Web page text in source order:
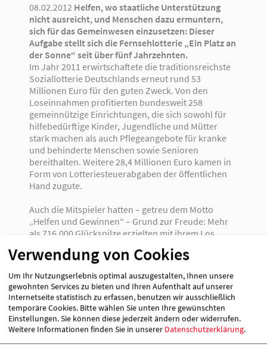
08.02.2012 Helfen, wo staatliche Unterstützung
nicht ausreicht, und Menschen dazu ermuntern,
sich für das Gemeinwesen einzusetzen: Dieser
Aufgabe stellt sich die Fernsehlotterie „Ein Platz an
der Sonne“ seit über fünf Jahrzehnten.
Im Jahr 2011 erwirtschaftete die traditionsreichste
Soziallotterie Deutschlands erneut rund 53
Millionen Euro für den guten Zweck. Von den
Loseinnahmen profitierten bundesweit 258
gemeinnützige Einrichtungen, die sich sowohl für
hilfebedürftige Kinder, Jugendliche und Mütter
stark machen als auch Pflegeangebote für kranke
und behinderte Menschen sowie Senioren
bereithalten. Weitere 28,4 Millionen Euro kamen in
Form von Lotteriesteuerabgaben der öffentlichen
Hand zugute.
Auch die Mitspieler hatten – getreu dem Motto
„Helfen und Gewinnen“ – Grund zur Freude: Mehr
als 716.000 Glückspilze erzielten mit ihrem Los
Schnitt mehr als 13.700 Gewinne ausgeschüttet
ersten Rang, in dem Höchstgewinne bis zu einer
Million Euro möglich sind. 193 Mitspieler freuten
sich im zweiten Rang über durchschnittlich rund
37.000 Euro. In Summe bilanziert das Jahr 2011 mit
50 Millionen Euro, die als Gewinne ausgeschüttet
Verwendung von Cookies
Um Ihr Nutzungserlebnis optimal auszugestalten, Ihnen unsere
gewohnten Services zu bieten und Ihren Aufenthalt auf unserer
Internetseite statistisch zu erfassen, benutzen wir ausschließlich
temporäre Cookies. Bitte wählen Sie unten Ihre gewünschten
Einstellungen. Sie können diese jederzeit ändern oder widerrufen.
Weitere Informationen finden Sie in unserer Datenschutzerklärung.